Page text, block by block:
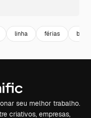
linha férias
seu melhor trabalho.
criativos, empresas,